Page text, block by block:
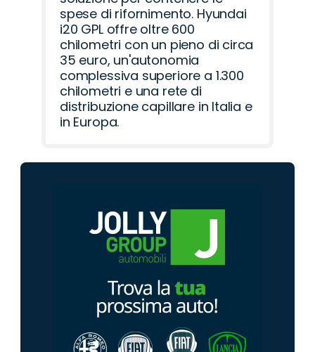
spese di rifornimento. Hyundai
i20 GPL offre oltre 600
chilometri con un pieno di circa
35 euro, un'autonomia
complessiva superiore a 1.300
chilometri e una rete di
distribuzione capillare in Italia e
in Europa.